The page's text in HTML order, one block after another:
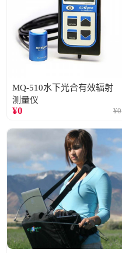
MQ-510水下光合有效辐射
测量仪
¥0 ¥0